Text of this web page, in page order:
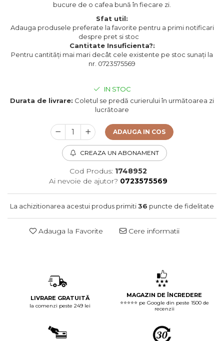
bucure de o cafea bună în fiecare zi.
Sfat util:
Adauga produsele preferate la favorite pentru a primi notificari
despre pret si stoc
Cantitate Insuficienta?:
Pentru cantități mai mari decât cele existente pe stoc sunați la
nr. 0723575569
IN STOC
Durata de livrare: Coletul se predă curierului în următoarea zi
lucrătoare
ADAUGA IN COS
CREAZA UN ABONAMENT
Cod Produs: 1748952
Ai nevoie de ajutor? 0723575569
La achizitionarea acestui produs primiti36 puncte de fidelitate
Adauga la Favorite Cere informatii
LIVRARE GRATUITĂ
la comenzi peste 249 lei
MAGAZIN DE ÎNCREDERE
⭐⭐⭐⭐⭐ pe Google din peste 1500 de
recenzii